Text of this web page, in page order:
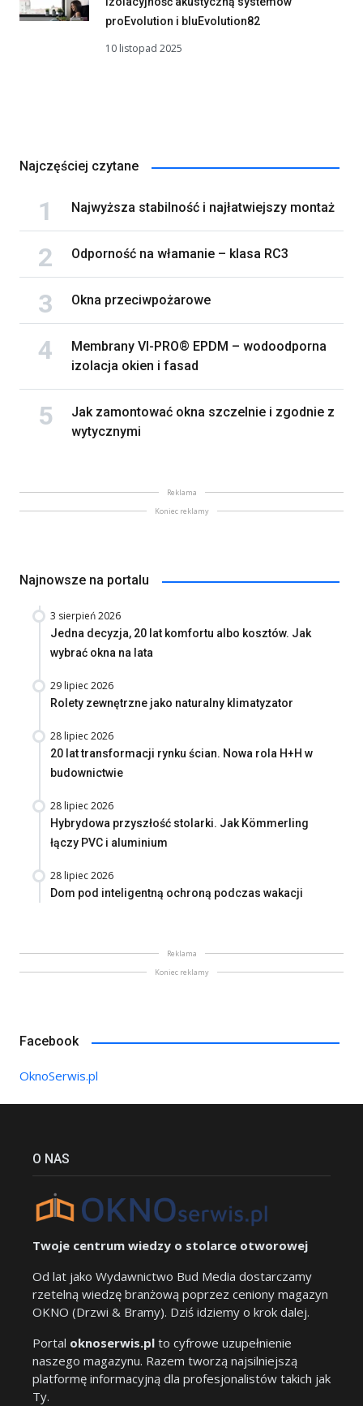
proEvolution i bluEvolution82
10 listopad 2025
Najczęściej czytane
Najwyższa stabilność i najłatwiejszy montaż
Odporność na włamanie – klasa RC3
Okna przeciwpożarowe
Membrany VI-PRO® EPDM – wodoodporna
izolacja okien i fasad
Jak zamontować okna szczelnie i zgodnie z
wytycznymi
Reklama
Koniec reklamy
Najnowsze na portalu
3 sierpień 2026
Jedna decyzja, 20 lat komfortu albo kosztów. Jak
wybrać okna na lata
29 lipiec 2026
Rolety zewnętrzne jako naturalny klimatyzator
28 lipiec 2026
20 lat transformacji rynku ścian. Nowa rola H+H w
budownictwie
28 lipiec 2026
Hybrydowa przyszłość stolarki. Jak Kömmerling
łączy PVC i aluminium
28 lipiec 2026
Dom pod inteligentną ochroną podczas wakacji
Reklama
Koniec reklamy
Facebook
OknoSerwis.pl
O NAS
Twoje centrum wiedzy o stolarce otworowej
Od lat jako Wydawnictwo Bud Media dostarczamy
rzetelną wiedzę branżową poprzez ceniony magazyn
OKNO (Drzwi & Bramy). Dziś idziemy o krok dalej.
Portal oknoserwis.pl to cyfrowe uzupełnienie
naszego magazynu. Razem tworzą najsilniejszą
platformę informacyjną dla profesjonalistów takich jak
Ty.